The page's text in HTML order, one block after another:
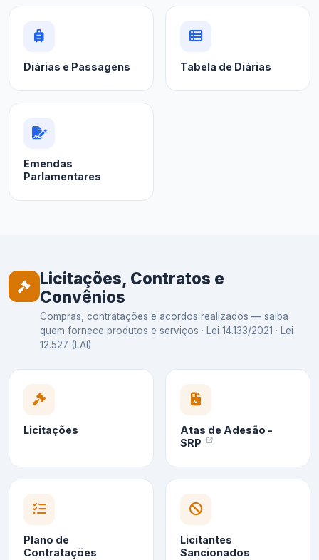
Diárias e Passagens Tabela de Diárias
Emendas
Parlamentares
Licitações, Contratos e
Convênios
Compras, contratações e acordos realizados — saiba
quem fornece produtos e serviços · Lei 14.133/2021 · Lei
12.527 (LAI)
Licitações
Atas de Adesão -
SRP
Plano de
Contratações
Licitantes
Sancionados